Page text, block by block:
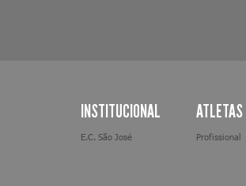
INSTITUCIONAL
E.C. São José
ATLETAS
Profissional